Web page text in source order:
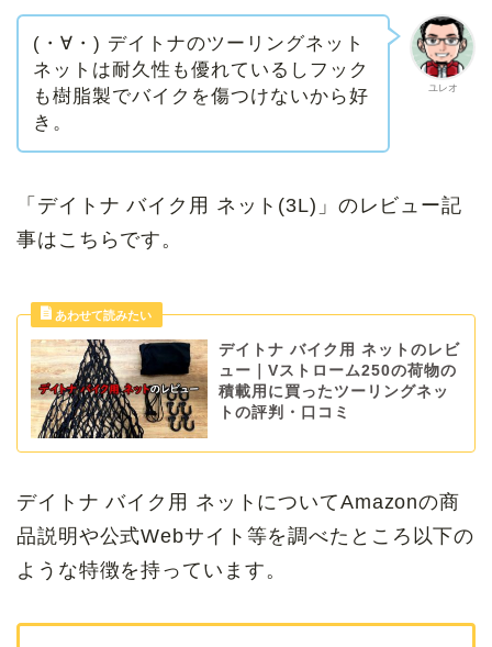
ユレオ
(・∀・) デイトナのツーリングネット
ネットは耐久性も優れているしフック
も樹脂製でバイクを傷つけないから好
き。
「デイトナ バイク用 ネット(3L)」のレビュー記
事はこちらです。
デイトナ バイク用 ネットのレビ
ュー｜Vストローム250の荷物の
積載用に買ったツーリングネッ
トの評判・口コミ
デイトナ バイク用 ネットについてAmazonの商
品説明や公式Webサイト等を調べたところ以下の
ような特徴を持っています。